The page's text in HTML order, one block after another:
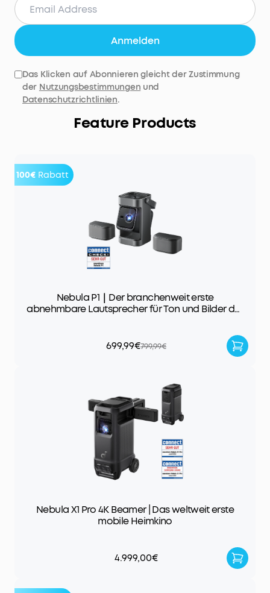
Anmelden
Das Klicken auf Abonnieren gleicht der Zustimmung
der Nutzungsbestimmungen und
Datenschutzrichtlinien.
Feature Products
100€ Rabatt
Nebula P1｜Der branchenweit erste
abnehmbare Lautsprecher für Ton und Bilder der
699,99€799,99€
Nebula X1 Pro 4K Beamer | Das weltweit erste
mobile Heimkino
4.999,00€